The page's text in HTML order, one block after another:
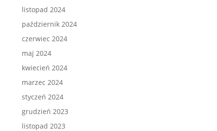
listopad 2024
październik 2024
czerwiec 2024
maj 2024
kwiecień 2024
marzec 2024
styczeń 2024
grudzień 2023
listopad 2023